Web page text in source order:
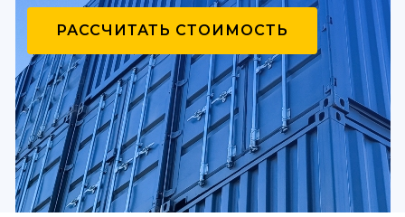
РАССЧИТАТЬ СТОИМОСТЬ